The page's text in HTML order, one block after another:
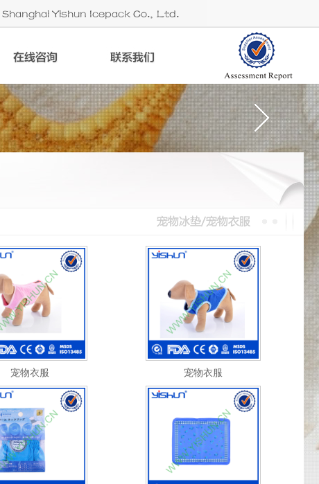
宠物衣服 宠物衣服